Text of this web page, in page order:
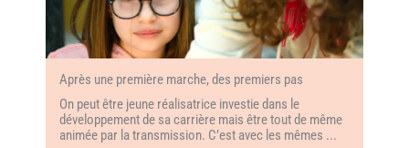
Après une première marche, des premiers pas
On peut être jeune réalisatrice investie dans le
développement de sa carrière mais être tout de même
animée par la transmission. C’est avec les mêmes ...